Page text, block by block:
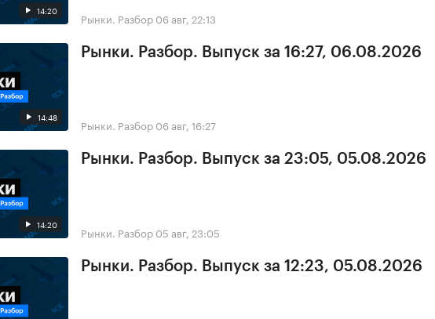
14:20 Рынки. Разбор 06 авг, 22:13
14:48
Рынки. Разбор. Выпуск за 16:27, 06.08.2026
Рынки. Разбор 06 авг, 16:27
14:20
Рынки. Разбор. Выпуск за 23:05, 05.08.2026
Рынки. Разбор 05 авг, 23:05
Рынки. Разбор. Выпуск за 12:23, 05.08.2026